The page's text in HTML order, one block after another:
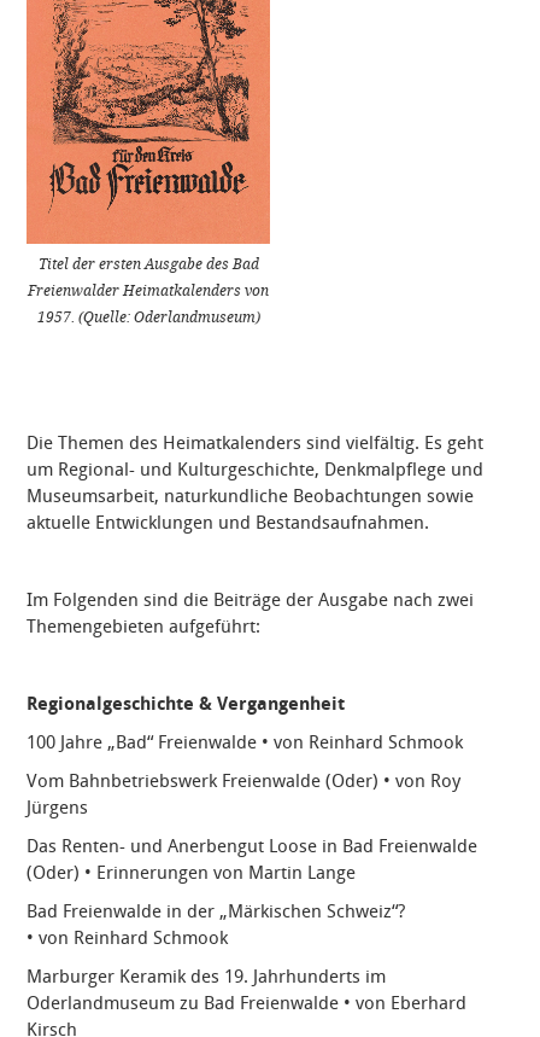
Titel der ersten Ausgabe des Bad
Freienwalder Heimatkalenders von
1957. (Quelle: Oderlandmuseum)
Die Themen des Heimatkalenders sind vielfältig. Es geht
um Regional- und Kulturgeschichte, Denkmalpflege und
Museumsarbeit, naturkundliche Beobachtungen sowie
aktuelle Entwicklungen und Bestandsaufnahmen.
Im Folgenden sind die Beiträge der Ausgabe nach zwei
Themengebieten aufgeführt:
Regionalgeschichte & Vergangenheit
100 Jahre „Bad“ Freienwalde • von Reinhard Schmook
Vom Bahnbetriebswerk Freienwalde (Oder) • von Roy
Jürgens
Das Renten- und Anerbengut Loose in Bad Freienwalde
(Oder) • Erinnerungen von Martin Lange
Bad Freienwalde in der „Märkischen Schweiz“?
• von Reinhard Schmook
Marburger Keramik des 19. Jahrhunderts im
Oderlandmuseum zu Bad Freienwalde • von Eberhard
Kirsch